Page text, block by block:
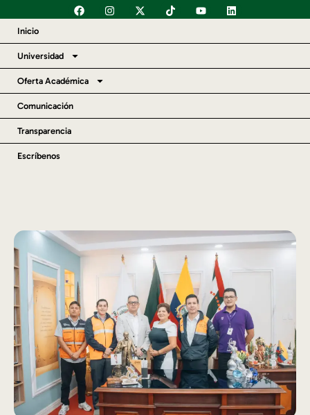
Inicio
Universidad
Oferta Académica
Comunicación
Transparencia
Escríbenos